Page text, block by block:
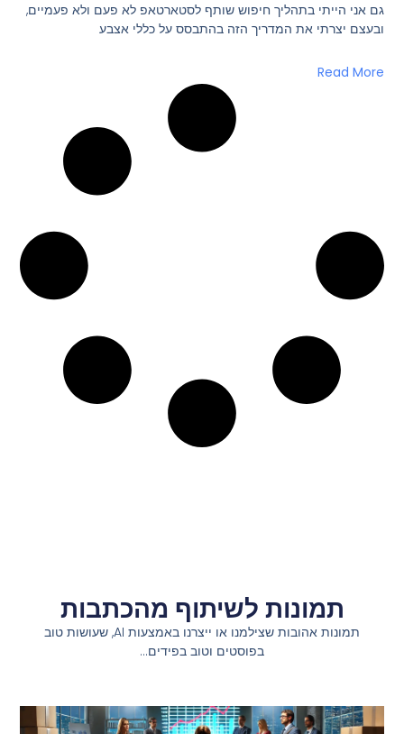
גם אני הייתי בתהליך חיפוש שותף לסטארטאפ לא פעם ולא פעמיים,
ובעצם יצרתי את המדריך הזה בהתבסס על כללי אצבע
Read More
תמונות לשיתוף מהכתבות
תמונות אהובות שצילמנו או ייצרנו באמצעות AI, שעושות טוב
בפוסטים וטוב בפידים…